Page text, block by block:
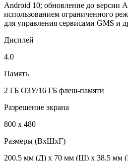
Android 10; обновление до версии
использованием ограниченного
для управления сервисами GMS и
Дисплей
4.0
Память
2 ГБ ОЗУ/16 ГБ флеш-памяти
Разрешение экрана
800 x 480
Размеры (ВхШхГ)
200,5 мм (Д) x 70 мм (Ш) x 38,5 мм